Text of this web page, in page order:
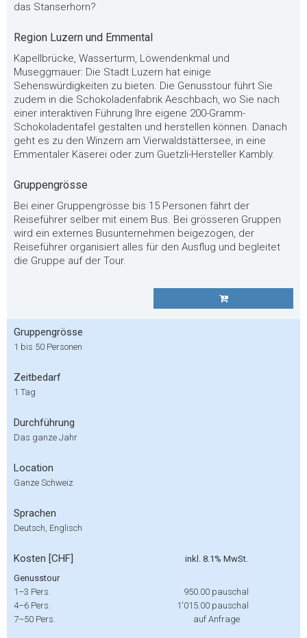
das Stanserhorn?
Region Luzern und Emmental
Kapellbrücke, Wasserturm, Löwendenkmal und
Museggmauer: Die Stadt Luzern hat einige
Sehenswürdigkeiten zu bieten. Die Genusstour führt Sie
zudem in die Schokoladenfabrik Aeschbach, wo Sie nach
einer interaktiven Führung Ihre eigene 200-Gramm-
Schokoladentafel gestalten und herstellen können. Danach
geht es zu den Winzern am Vierwaldstättersee, in eine
Emmentaler Käserei oder zum Guetzli-Hersteller Kambly.
Gruppengrösse
Bei einer Gruppengrösse bis 15 Personen fährt der
Reiseführer selber mit einem Bus. Bei grösseren Gruppen
wird ein externes Busunternehmen beigezogen, der
Reiseführer organisiert alles für den Ausflug und begleitet
die Gruppe auf der Tour.
Gruppengrösse
1 bis 50 Personen
Zeitbedarf
1 Tag
Durchführung
Das ganze Jahr
Location
Ganze Schweiz
Sprachen
Deutsch, Englisch
Kosten [CHF]
inkl. 8.1% MwSt.
Genusstour
1–3 Pers.
950.00 pauschal
4–6 Pers.
1'015.00 pauschal
7–50 Pers.
auf Anfrage